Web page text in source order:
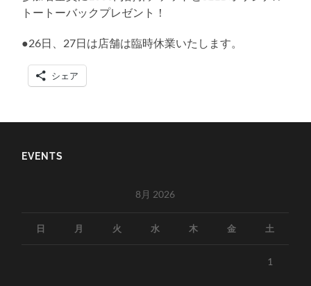
トートーバックプレゼント！
●26日、27日は店舗は臨時休業いたします。
シェア
EVENTS
8月 2026
日 月 火 水 木 金 土
1